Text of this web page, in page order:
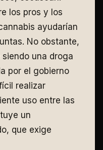
los pros y los
ayudarían
No obstante,
una droga
por el gobierno
realizar
uso entre las
un
que exige